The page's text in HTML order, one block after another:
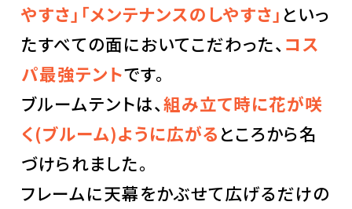
やすさ」 「メンテナンスのしやすさ」 といっ
たすべての面においてこだわった、 コス
パ最強テントです。
ブルームテントは、組み立て時に花が咲
く(ブルーム)ように広がるところから名
づけられました。
フレームに天幕をかぶせて広げるだけの